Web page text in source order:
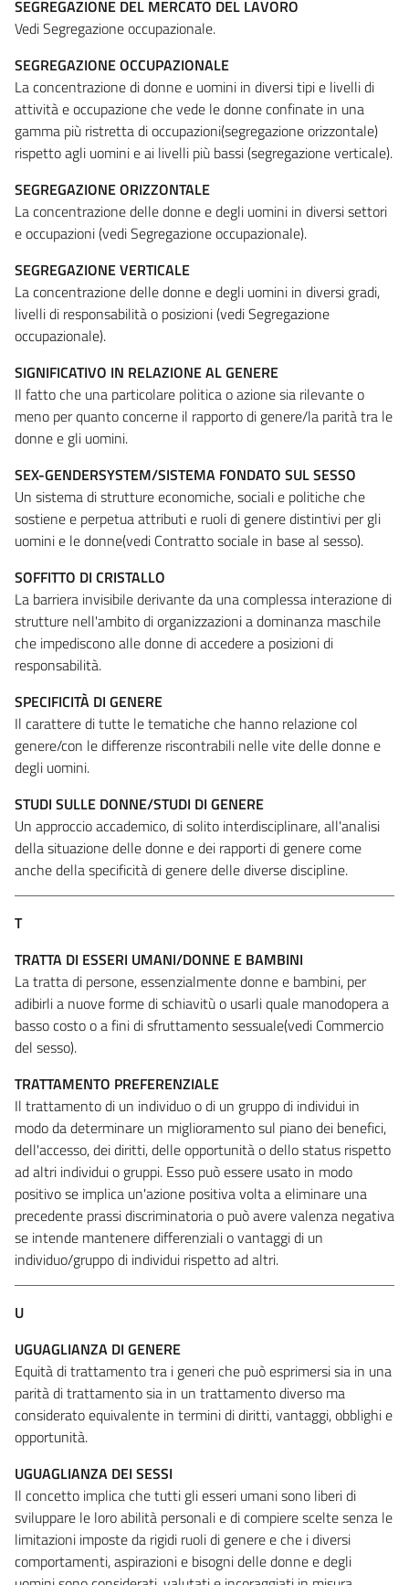
SEGREGAZIONE DEL MERCATO DEL LAVORO
Vedi Segregazione occupazionale.
SEGREGAZIONE OCCUPAZIONALE
La concentrazione di donne e uomini in diversi tipi e livelli di
attività e occupazione che vede le donne confinate in una
gamma più ristretta di occupazioni(segregazione orizzontale)
rispetto agli uomini e ai livelli più bassi (segregazione verticale).
SEGREGAZIONE ORIZZONTALE
La concentrazione delle donne e degli uomini in diversi settori
e occupazioni (vedi Segregazione occupazionale).
SEGREGAZIONE VERTICALE
La concentrazione delle donne e degli uomini in diversi gradi,
livelli di responsabilità o posizioni (vedi Segregazione
occupazionale).
SIGNIFICATIVO IN RELAZIONE AL GENERE
Il fatto che una particolare politica o azione sia rilevante o
meno per quanto concerne il rapporto di genere/la parità tra le
donne e gli uomini.
SEX-GENDERSYSTEM/SISTEMA FONDATO SUL SESSO
Un sistema di strutture economiche, sociali e politiche che
sostiene e perpetua attributi e ruoli di genere distintivi per gli
uomini e le donne(vedi Contratto sociale in base al sesso).
SOFFITTO DI CRISTALLO
La barriera invisibile derivante da una complessa interazione di
strutture nell'ambito di organizzazioni a dominanza maschile
che impediscono alle donne di accedere a posizioni di
responsabilità.
SPECIFICITÀ DI GENERE
Il carattere di tutte le tematiche che hanno relazione col
genere/con le differenze riscontrabili nelle vite delle donne e
degli uomini.
STUDI SULLE DONNE/STUDI DI GENERE
Un approccio accademico, di solito interdisciplinare, all'analisi
della situazione delle donne e dei rapporti di genere come
anche della specificità di genere delle diverse discipline.
T
TRATTA DI ESSERI UMANI/DONNE E BAMBINI
La tratta di persone, essenzialmente donne e bambini, per
adibirli a nuove forme di schiavitù o usarli quale manodopera a
basso costo o a fini di sfruttamento sessuale(vedi Commercio
del sesso).
TRATTAMENTO PREFERENZIALE
Il trattamento di un individuo o di un gruppo di individui in
modo da determinare un miglioramento sul piano dei benefici,
dell'accesso, dei diritti, delle opportunità o dello status rispetto
ad altri individui o gruppi. Esso può essere usato in modo
positivo se implica un'azione positiva volta a eliminare una
precedente prassi discriminatoria o può avere valenza negativa
se intende mantenere differenziali o vantaggi di un
individuo/gruppo di individui rispetto ad altri.
U
UGUAGLIANZA DI GENERE
Equità di trattamento tra i generi che può esprimersi sia in una
parità di trattamento sia in un trattamento diverso ma
considerato equivalente in termini di diritti, vantaggi, obblighi e
opportunità.
UGUAGLIANZA DEI SESSI
Il concetto implica che tutti gli esseri umani sono liberi di
sviluppare le loro abilità personali e di compiere scelte senza le
limitazioni imposte da rigidi ruoli di genere e che i diversi
comportamenti, aspirazioni e bisogni delle donne e degli